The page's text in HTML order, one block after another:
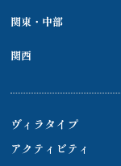
関東・中部
関西
ヴィラタイプ
アクティビティ